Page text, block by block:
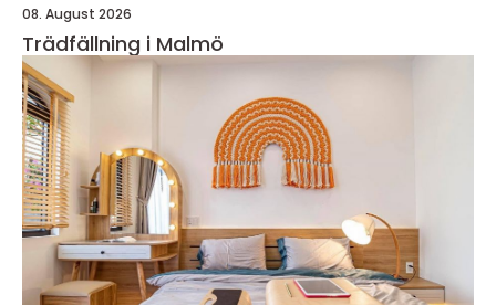
08. August 2026
Trädfällning i Malmö